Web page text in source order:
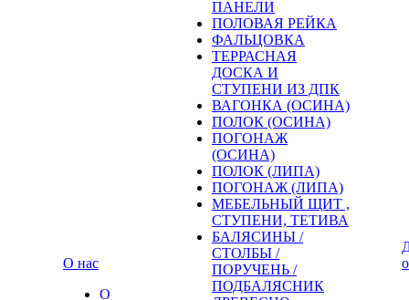
О нас
О
ПАНЕЛИ
ПОЛОВАЯ РЕЙКА
ФАЛЬЦОВКА
ТЕРРАСНАЯ
ДОСКА И
СТУПЕНИ ИЗ ДПК
ВАГОНКА (ОСИНА)
ПОЛОК (ОСИНА)
ПОГОНАЖ
(ОСИНА)
ПОЛОК (ЛИПА)
ПОГОНАЖ (ЛИПА)
МЕБЕЛЬНЫЙ ЩИТ ,
СТУПЕНИ, ТЕТИВА
БАЛЯСИНЫ /
СТОЛБЫ /
ПОРУЧЕНЬ /
ПОДБАЛЯСНИК